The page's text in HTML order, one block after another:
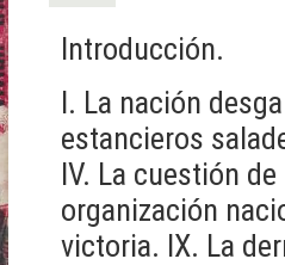
Introducción.
I. La nación
estancieros
IV. La cuestión
organización
victoria. IX. La